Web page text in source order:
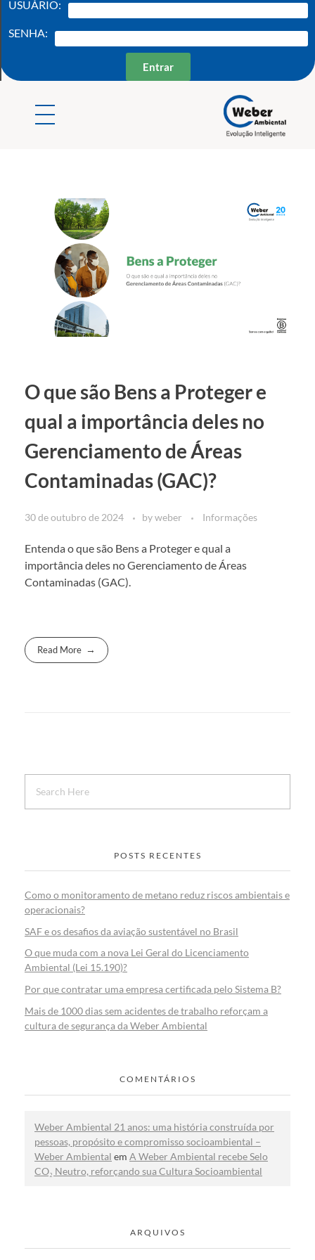
USUÁRIO:
SENHA:
Entrar
O que são Bens a Proteger e
qual a importância deles no
Gerenciamento de Áreas
Contaminadas (GAC)?
30 de outubro de 2024 byweber Informações
Entenda o que são Bens a Proteger e qual a
importância deles no Gerenciamento de Áreas
Contaminadas (GAC).
Read More
POSTS RECENTES
Como o monitoramento de metano reduz riscos ambientais e
operacionais?
SAF e os desafios da aviação sustentável no Brasil
O que muda com a nova Lei Geral do Licenciamento
Ambiental (Lei 15.190)?
Por que contratar uma empresa certificada pelo Sistema B?
Mais de 1000 dias sem acidentes de trabalho reforçam a
cultura de segurança da Weber Ambiental
COMENTÁRIOS
Weber Ambiental 21 anos: uma história construída por
pessoas, propósito e compromisso socioambiental –
Weber Ambiental em A Weber Ambiental recebe Selo
CO₂ Neutro, reforçando sua Cultura Socioambiental
ARQUIVOS